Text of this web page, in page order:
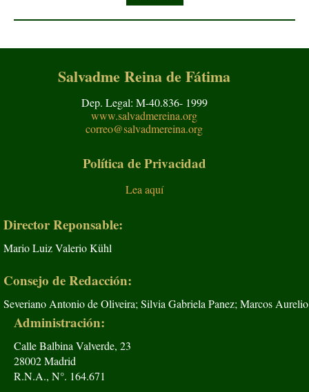
Salvadme Reina de Fátima
Dep. Legal: M-40.836- 1999
www.salvadmereina.org
correo@salvadmereina.org
Política de Privacidad
Lea aquí
Director Reponsable:
Mario Luiz Valerio Kühl
Consejo de Redacción:
Severiano Antonio de Oliveira; Silvia Gabriela Panez; Marcos
Administración:
Calle Balbina Valverde, 23
28002 Madrid
R.N.A., N°. 164.671